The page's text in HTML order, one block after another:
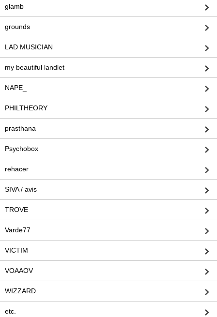
glamb
grounds
LAD MUSICIAN
my beautiful landlet
NAPE_
PHILTHEORY
prasthana
Psychobox
rehacer
SIVA / avis
TROVE
Varde77
VICTIM
VOAAOV
WIZZARD
etc.